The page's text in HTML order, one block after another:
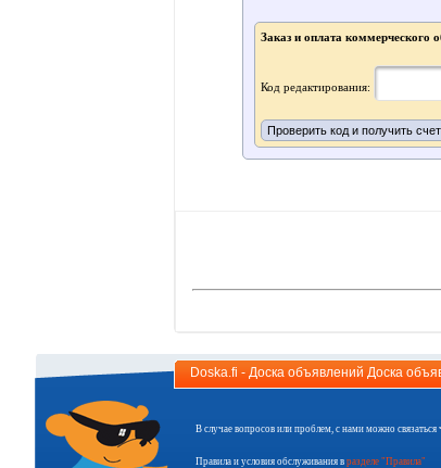
Заказ и оплата коммерческого
Код редактирования:
Doska.fi - Доска объявлений Доска
В случае вопросов или проблем, с нами можно связаться
Правила и условия обслуживания в разделе "Правила"